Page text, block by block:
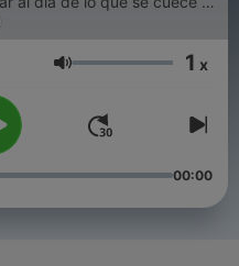
Volumen 1 x
00:00